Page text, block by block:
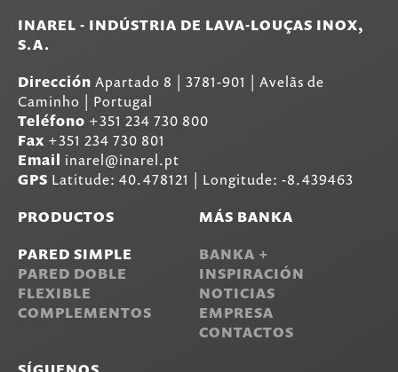
INAREL - INDÚSTRIA DE LAVA-LOUÇAS INOX,
S.A.
Dirección Apartado 8 3781-901
Avelãs de
Caminho | Portugal
Teléfono +351 234 730 800
Fax +351 234 730 801
Email inarel@inarel.pt
GPS Latitude: 40.478121 | Longitude: -8.439463
PRODUCTOS
PARED SIMPLE
PARED DOBLE
FLEXIBLE
COMPLEMENTOS
MÁS BANKA
BANKA +
INSPIRACIÓN
NOTICIAS
EMPRESA
CONTACTOS